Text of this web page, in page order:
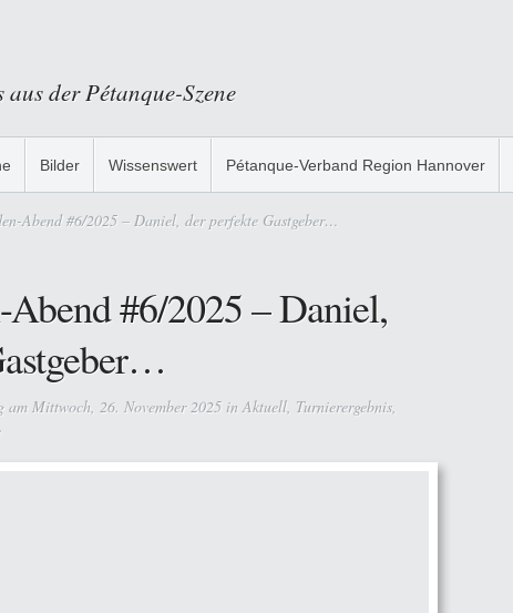
aus der Pétanque-Szene
Bilder Wissenswert Pétanque-Verband Region Hannover
Abend #6/2025 – Daniel, der perfekte Gastgeber…
#6/2025 – Daniel,
am Mittwoch, 26. November 2025 in Aktuell, Turnierergebnis,